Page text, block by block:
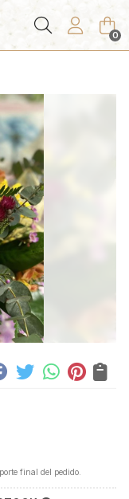
Buscar 0
final del pedido.